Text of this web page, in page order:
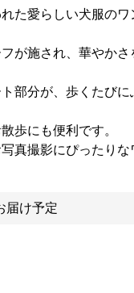
た愛らしい犬服のワ
が施され、華やかさ
部分が、歩くたびに
歩にも便利です。
真撮影にぴったりな
届け予定